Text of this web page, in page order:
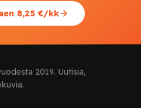
8,25 €/kk
2019. Uutisia,